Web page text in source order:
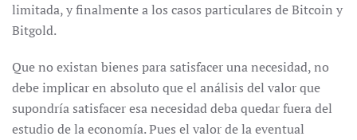
limitada, y finalmente a los casos particulares de Bitcoin y
Bitgold.
Que no existan bienes para satisfacer una necesidad, no
debe implicar en absoluto que el análisis del valor que
supondría satisfacer esa necesidad deba quedar fuera del
estudio de la economía. Pues el valor de la eventual